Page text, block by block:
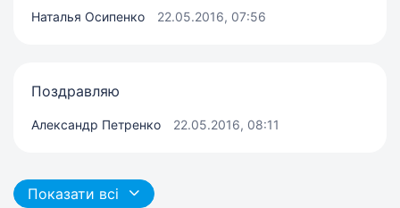
Наталья Осипенко 22.05.2016, 07:56
Поздравляю
Александр Петренко 22.05.2016, 08:11
Показати всі